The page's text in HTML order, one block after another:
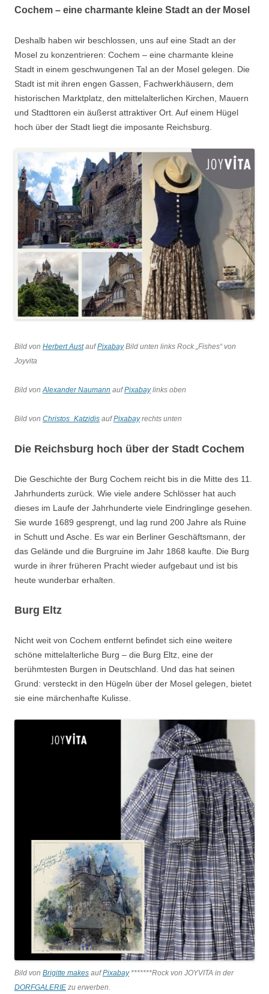
Cochem – eine charmante kleine Stadt an der Mosel
Deshalb haben wir beschlossen, uns auf eine Stadt an der
Mosel zu konzentrieren: Cochem – eine charmante kleine
Stadt in einem geschwungenen Tal an der Mosel gelegen. Die
Stadt ist mit ihren engen Gassen, Fachwerkhäusern, dem
historischen Marktplatz, den mittelalterlichen Kirchen, Mauern
und Stadttoren ein äußerst attraktiver Ort. Auf einem Hügel
hoch über der Stadt liegt die imposante Reichsburg.
Bild von Herbert AustaufPixabayBild unten links Rock „Fishes“ von
Joyvita
Bild vonAlexander Naumann aufPixabaylinks oben
Bild von Christos_Katzidis aufPixabayrechts unten
Die Reichsburg hoch über der Stadt Cochem
Die Geschichte der Burg Cochem reicht bis in die Mitte des 11.
Jahrhunderts zurück. Wie viele andere Schlösser hat auch
dieses im Laufe der Jahrhunderte viele Eindringlinge gesehen.
Sie wurde 1689 gesprengt, und lag rund 200 Jahre als Ruine
in Schutt und Asche. Es war ein Berliner Geschäftsmann, der
das Gelände und die Burgruine im Jahr 1868 kaufte. Die Burg
wurde in ihrer früheren Pracht wieder aufgebaut und ist bis
heute wunderbar erhalten.
Burg Eltz
Nicht weit von Cochem entfernt befindet sich eine weitere
schöne mittelalterliche Burg – die Burg Eltz, eine der
berühmtesten Burgen in Deutschland. Und das hat seinen
Grund: versteckt in den Hügeln über der Mosel gelegen, bietet
sie eine märchenhafte Kulisse.
Bild von Brigitte makes aufPixabay*******Rock von JOYVITA in der
DORFGALERIE zu erwerben.